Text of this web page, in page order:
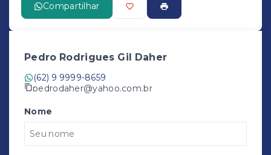
Compartilhar
Pedro Rodrigues Gil Daher
(62) 9 9999-8659
pedrodaher@yahoo.com.br
Nome